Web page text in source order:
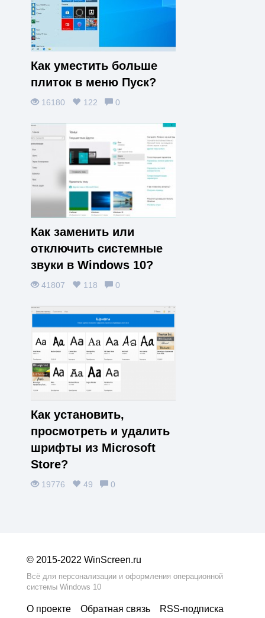
Как уместить больше
плиток в меню Пуск?
16180 122 0
Как заменить или
отключить системные
звуки в Windows 10?
41807 118 0
Как установить,
просмотреть и удалить
шрифты из Microsoft
Store?
19776 49 0
© 2015-2022 WinScreen.ru
Всё для персонализации и оформления операционной
системы Windows 10
О проекте Обратная связь RSS‑подписка